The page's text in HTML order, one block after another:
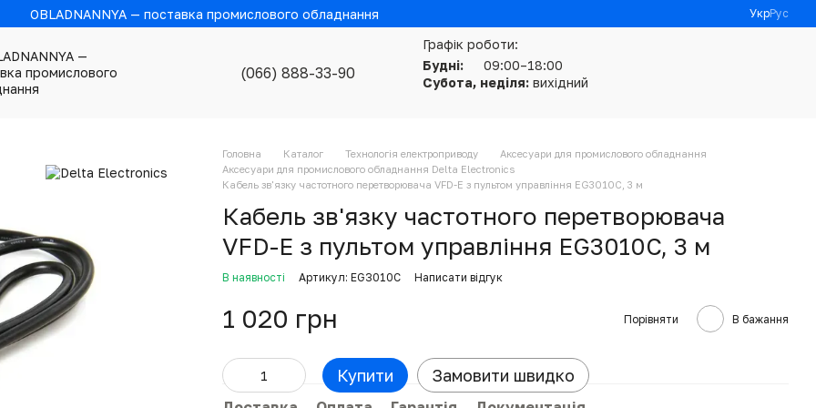
OBLADNANNYA — поставка промислового обладнання УкрРус
(066) 888-33-90
Графік роботи:
Будні:
09:00–18:00
Субота, неділя: вихідний
Головна Каталог Технологія електроприводу
Аксесуари для промислового обладнання
Аксесуари для промислового обладнання Delta Electronics
Кабель зв'язку частотного перетворювача VFD-E з пультом управління EG3010C, 3 м
Кабель зв'язку частотного перетворювача
VFD-E з пультом управління EG3010C, 3 м
В наявності Артикул: EG3010C Написати відгук
1 020 грн Порівняти В бажання
Купити Замовити швидко